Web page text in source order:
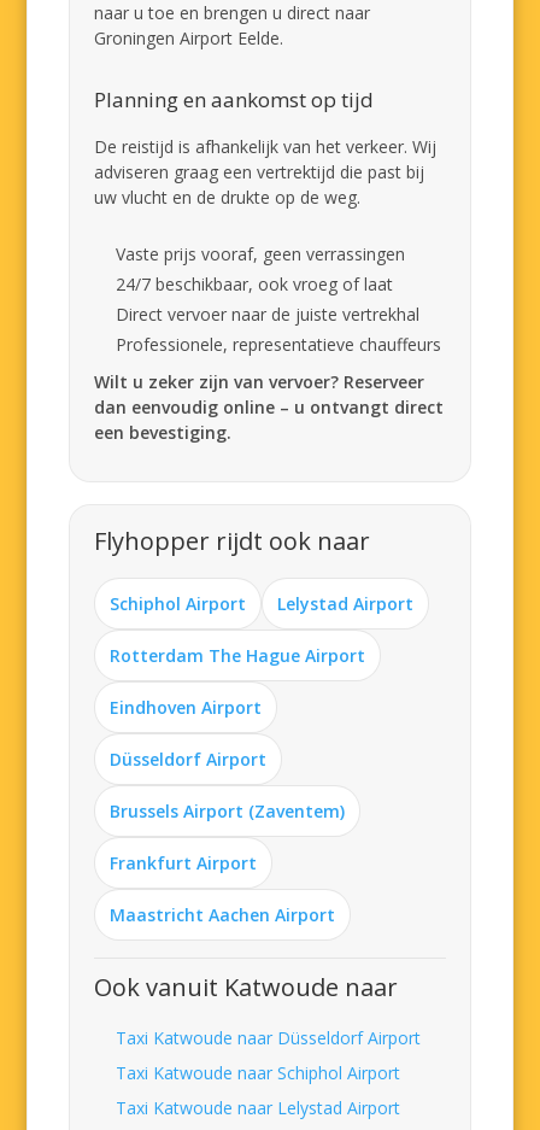
naar u toe en brengen u direct naar
Groningen Airport Eelde.
Planning en aankomst op tijd
De reistijd is afhankelijk van het verkeer. Wij
adviseren graag een vertrektijd die past bij
uw vlucht en de drukte op de weg.
Vaste prijs vooraf, geen verrassingen
24/7 beschikbaar, ook vroeg of laat
Direct vervoer naar de juiste vertrekhal
Professionele, representatieve chauffeurs
Wilt u zeker zijn van vervoer? Reserveer
dan eenvoudig online – u ontvangt direct
een bevestiging.
Flyhopper rijdt ook naar
Schiphol Airport Lelystad Airport
Rotterdam The Hague Airport
Eindhoven Airport
Düsseldorf Airport
Brussels Airport (Zaventem)
Frankfurt Airport
Maastricht Aachen Airport
Ook vanuit Katwoude naar
Taxi Katwoude naar Düsseldorf Airport
Taxi Katwoude naar Schiphol Airport
Taxi Katwoude naar Lelystad Airport